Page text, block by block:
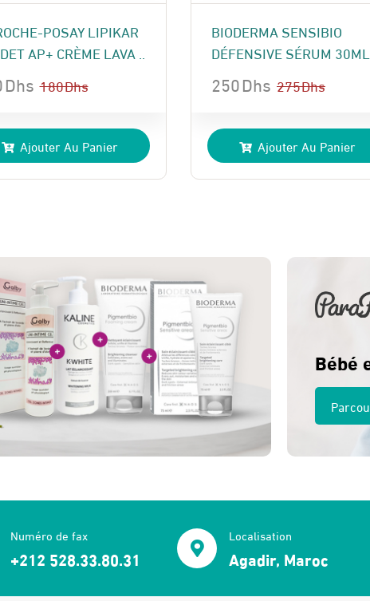
POSAY LIPIKAR
AP+ CRÈME LAVA ..
180Dhs
:
Dhs
Ajouter Au Panier
BIODERMA SENSIBIO
DÉFENSIVE SÉRUM 30ML
275Dhs
prix
initial
était :
250Dhs
prix
actuel
est :
Ajouter Au Panier
Bébé
Numéro de fax
+212 528.33.80.31
Localisation
Agadir, Maroc